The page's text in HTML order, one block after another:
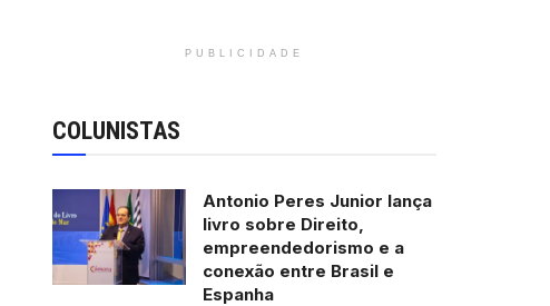
PUBLICIDADE
COLUNISTAS
Antonio Peres Junior lança
livro sobre Direito,
empreendedorismo e a
conexão entre Brasil e
Espanha